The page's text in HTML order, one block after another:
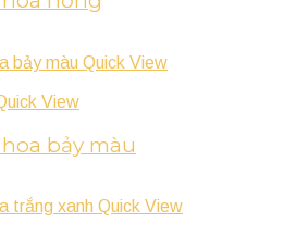
Quick View
View
bảy màu
Quick View